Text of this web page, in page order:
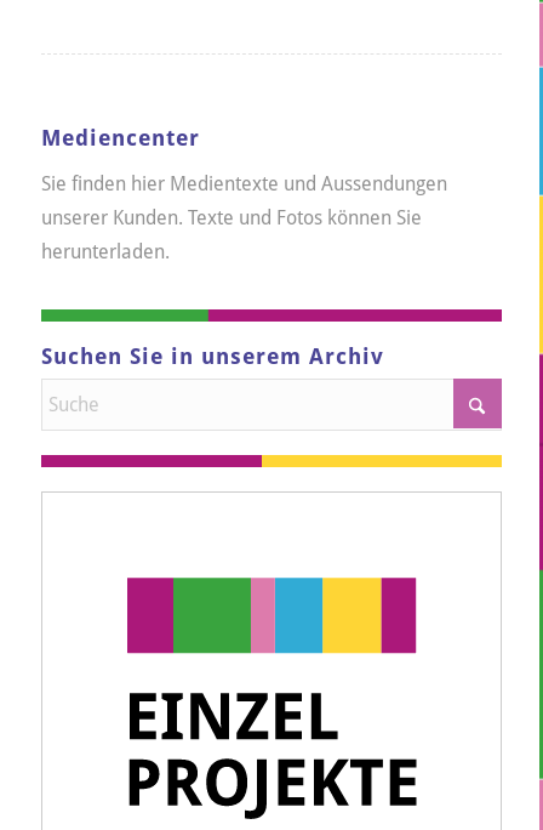
Mediencenter
Sie finden hier Medientexte und Aussendungen
unserer Kunden. Texte und Fotos können Sie
herunterladen.
Suchen Sie in unserem Archiv